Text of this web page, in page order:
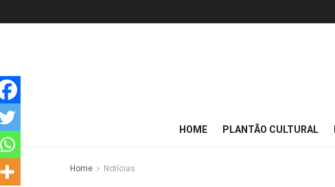
HOME PLANTÃO CULTURAL
Home Notícias